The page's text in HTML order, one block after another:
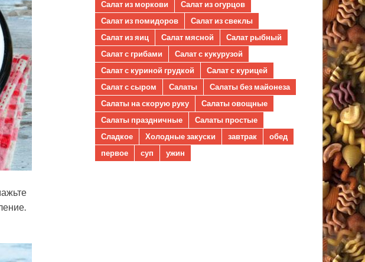
Салат из моркови
Салат из огурцов
Салат из помидоров
Салат из свеклы
Салат из яиц
Салат мясной
Салат рыбный
Салат с грибами
Салат с кукурузой
Салат с куриной грудкой
Салат с курицей
Салат с сыром
Салаты
Салаты без майонеза
Салаты на скорую руку
Салаты овощные
Салаты праздничные
Салаты простые
Сладкое
Холодные закуски завтрак
обед
первое
суп ужин